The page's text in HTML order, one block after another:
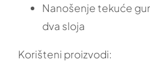
Nanošenje tekuće
dva sloja
Korišteni proizvodi: